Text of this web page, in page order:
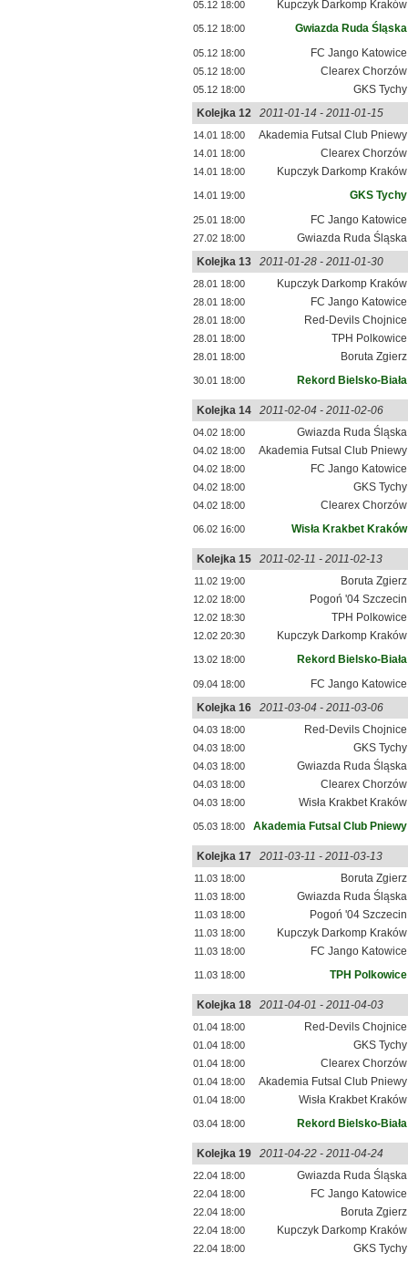
05.12 18:00 Kupczyk Darkomp Kraków
05.12 18:00 Gwiazda Ruda Śląska
05.12 18:00 FC Jango Katowice
05.12 18:00 Clearex Chorzów
05.12 18:00
GKS Tychy
Kolejka 12
2011-01-14 - 2011-01-15
14.01 18:00 Akademia Futsal Club Pniewy
14.01 18:00 Clearex Chorzów
14.01 18:00 Kupczyk Darkomp Kraków
14.01 19:00 GKS Tychy
25.01 18:00 FC Jango Katowice
27.02 18:00
Gwiazda Ruda Śląska
Kolejka 13
2011-01-28 - 2011-01-30
28.01 18:00 Kupczyk Darkomp Kraków
28.01 18:00 FC Jango Katowice
28.01 18:00 Red-Devils Chojnice
28.01 18:00 TPH Polkowice
28.01 18:00 Boruta Zgierz
30.01 18:00 Rekord Bielsko-Biała
Kolejka 14 2011-02-04 - 2011-02-06
04.02 18:00 Gwiazda Ruda Śląska
04.02 18:00 Akademia Futsal Club Pniewy
04.02 18:00 FC Jango Katowice
04.02 18:00 GKS Tychy
04.02 18:00 Clearex Chorzów
06.02 16:00 Wisła Krakbet Kraków
Kolejka 15 2011-02-11 - 2011-02-13
11.02 19:00 Boruta Zgierz
12.02 18:00 Pogoń '04 Szczecin
12.02 18:30 TPH Polkowice
12.02 20:30 Kupczyk Darkomp Kraków
13.02 18:00 Rekord Bielsko-Biała
09.04 18:00
FC Jango Katowice
Kolejka 16
2011-03-04 - 2011-03-06
04.03 18:00 Red-Devils Chojnice
04.03 18:00 GKS Tychy
04.03 18:00 Gwiazda Ruda Śląska
04.03 18:00 Clearex Chorzów
04.03 18:00 Wisła Krakbet Kraków
05.03 18:00 Akademia Futsal Club Pniewy
Kolejka 17 2011-03-11 - 2011-03-13
11.03 18:00 Boruta Zgierz
11.03 18:00 Gwiazda Ruda Śląska
11.03 18:00 Pogoń '04 Szczecin
11.03 18:00 Kupczyk Darkomp Kraków
11.03 18:00 FC Jango Katowice
11.03 18:00 TPH Polkowice
Kolejka 18 2011-04-01 - 2011-04-03
01.04 18:00 Red-Devils Chojnice
01.04 18:00 GKS Tychy
01.04 18:00 Clearex Chorzów
01.04 18:00 Akademia Futsal Club Pniewy
01.04 18:00 Wisła Krakbet Kraków
03.04 18:00 Rekord Bielsko-Biała
Kolejka 19 2011-04-22 - 2011-04-24
22.04 18:00 Gwiazda Ruda Śląska
22.04 18:00 FC Jango Katowice
22.04 18:00 Boruta Zgierz
22.04 18:00 Kupczyk Darkomp Kraków
22.04 18:00 GKS Tychy